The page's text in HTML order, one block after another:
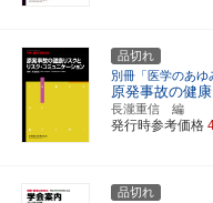
品切れ
別冊「医学のあゆ
原発事故の健
長瀧重信 編
発行時参考価格
品切れ